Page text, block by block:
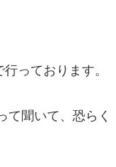
っております。
て聞いて、恐らく